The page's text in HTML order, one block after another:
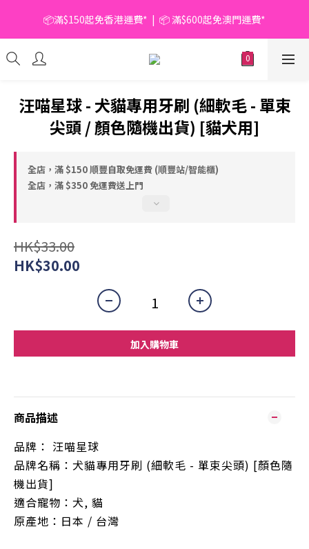
📦滿$150起免香港運費*  |  📦 滿$600起免澳門運費*
📦滿$150起免香港運費*  |  📦 滿$600起免澳門運費*
🥫 罐頭優惠 | 任選* 6件 即減 $6 |  任選* 24件 即減 $30 🥫 (按此了
解更多)
📦滿$150起免香港運費*  |  📦 滿$600起免澳門運費*
汪喵星球 - 犬貓專用牙刷 (細軟毛 - 單束
尖頭 / 顏色隨機出貨) [貓犬用]
全店，滿 $150 順豐自取免運費 (順豐站/智能櫃)
全店，滿 $350 免運費送上門
HK$33.00
HK$30.00
加入購物車
商品描述
品牌： 汪喵星球
品牌名稱：犬貓專用牙刷 (細軟毛 - 單束尖頭) [顏色隨
機出貨]
適合寵物：犬, 貓
原產地：日本 / 台灣